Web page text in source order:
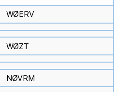
WØERV
WØZT
NØVRM